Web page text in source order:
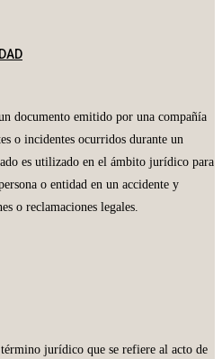
documento emitido por una compañía
o incidentes ocurridos durante un
es utilizado en el ámbito jurídico para
o entidad en un accidente y
o reclamaciones legales.
jurídico que se refiere al acto de